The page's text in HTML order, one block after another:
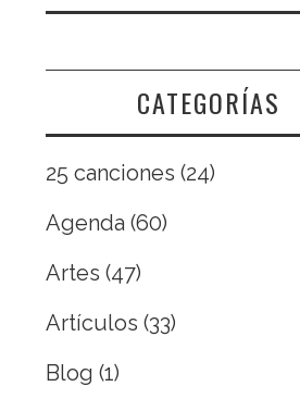
CATEGORÍAS
25 canciones (24)
Agenda (60)
Artes (47)
Artículos (33)
Blog (1)